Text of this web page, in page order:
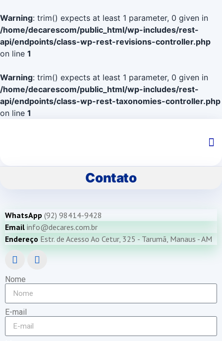
Warning: trim() expects at least 1 parameter, 0 given in
/home/decarescom/public_html/wp-includes/rest-
api/endpoints/class-wp-rest-revisions-controller.php
on line 1
Warning: trim() expects at least 1 parameter, 0 given in
/home/decarescom/public_html/wp-includes/rest-
api/endpoints/class-wp-rest-taxonomies-controller.php
on line 1
Contato
WhatsApp (92) 98414-9428
Email info@decares.com.br
Endereço Estr. de Acesso Ao Cetur, 325 - Tarumã, Manaus - AM
Nome
E-mail